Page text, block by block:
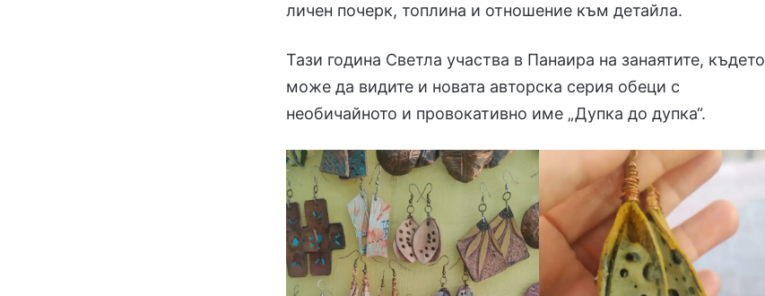
личен почерк, топлина и отношение към детайла.
Тази година Светла участва в Панаира на занаятите, където
може да видите и новата авторска серия обеци с
необичайното и провокативно име „Дупка до дупка“.